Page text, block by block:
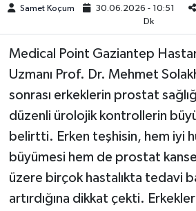
Samet Koçum 30.06.2026 - 10:51
Dk
Medical Point Gaziantep
Uzmanı Prof. Dr. Mehmet
sonrası erkeklerin prostat
düzenli ürolojik kontrollerin
belirtti. Erken teşhisin, hem iyi
büyümesi hem de prostat
üzere birçok hastalıkta tedavi
artırdığına dikkat çekti.
Siyaset
Spor
Türkiye
Video Haber